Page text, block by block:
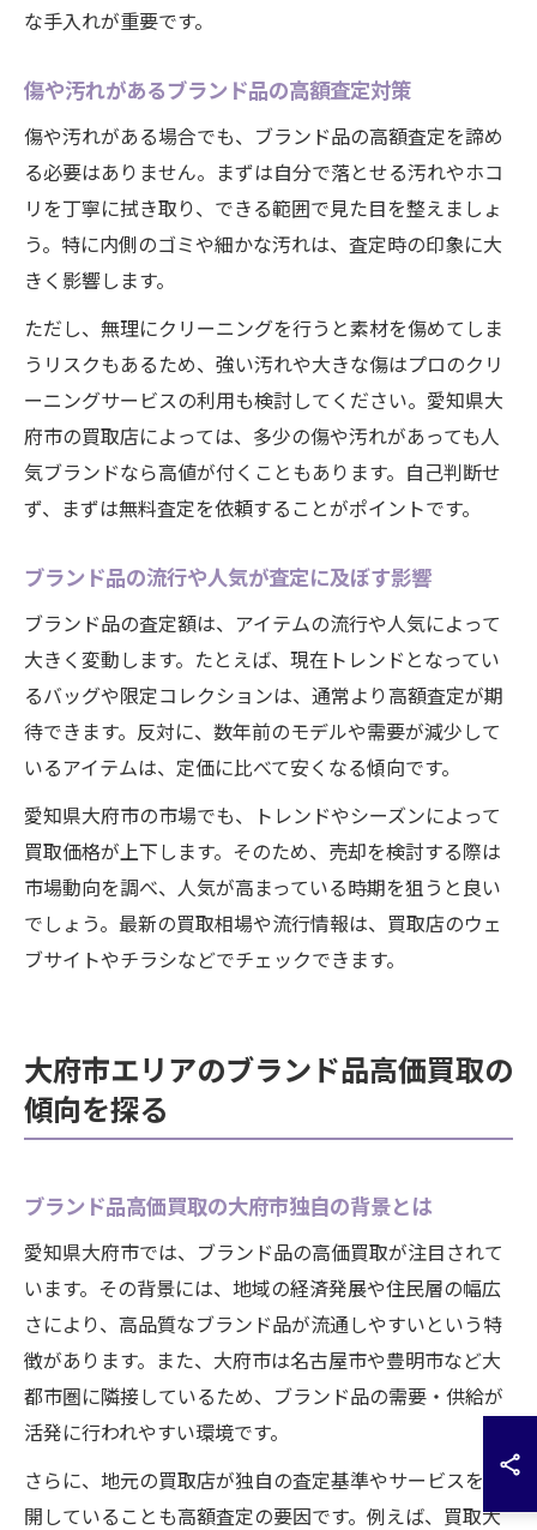
な手入れが重要です。
傷や汚れがあるブランド品の高額査定対策
傷や汚れがある場合でも、ブランド品の高額査定を諦め
る必要はありません。まずは自分で落とせる汚れやホコ
リを丁寧に拭き取り、できる範囲で見た目を整えましょ
う。特に内側のゴミや細かな汚れは、査定時の印象に大
きく影響します。
ただし、無理にクリーニングを行うと素材を傷めてしま
うリスクもあるため、強い汚れや大きな傷はプロのクリ
ーニングサービスの利用も検討してください。愛知県大
府市の買取店によっては、多少の傷や汚れがあっても人
気ブランドなら高値が付くこともあります。自己判断せ
ず、まずは無料査定を依頼することがポイントです。
ブランド品の流行や人気が査定に及ぼす影響
ブランド品の査定額は、アイテムの流行や人気によって
大きく変動します。たとえば、現在トレンドとなってい
るバッグや限定コレクションは、通常より高額査定が期
待できます。反対に、数年前のモデルや需要が減少して
いるアイテムは、定価に比べて安くなる傾向です。
愛知県大府市の市場でも、トレンドやシーズンによって
買取価格が上下します。そのため、売却を検討する際は
市場動向を調べ、人気が高まっている時期を狙うと良い
でしょう。最新の買取相場や流行情報は、買取店のウェ
ブサイトやチラシなどでチェックできます。
大府市エリアのブランド品高価買取の
傾向を探る
ブランド品高価買取の大府市独自の背景とは
愛知県大府市では、ブランド品の高価買取が注目されて
います。その背景には、地域の経済発展や住民層の幅広
さにより、高品質なブランド品が流通しやすいという特
徴があります。また、大府市は名古屋市や豊明市など大
都市圏に隣接しているため、ブランド品の需要・供給が
活発に行われやすい環境です。
さらに、地元の買取店が独自の査定基準やサービスを展
開していることも高額査定の要因です。例えば、買取大